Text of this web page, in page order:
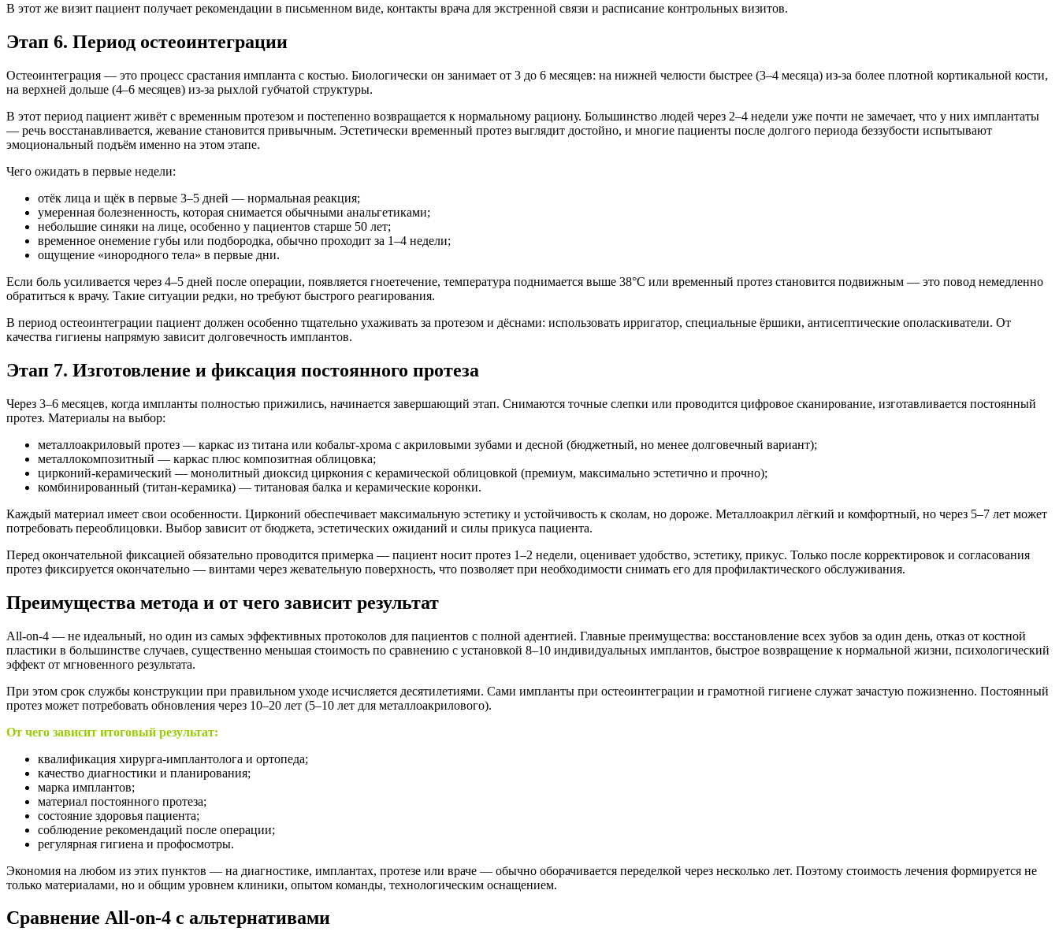
В этот же визит пациент получает рекомендации в письменном виде, контакты врача для экстренной связи и расписание контрольных визитов.
Этап 6. Период остеоинтеграции
Остеоинтеграция — это процесс срастания импланта с костью. Биологически он занимает от 3 до 6 месяцев: на нижней челюсти быстрее (3–4 месяца) из-за более плотной кортикальной кости,
на верхней дольше (4–6 месяцев) из-за рыхлой губчатой структуры.
В этот период пациент живёт с временным протезом и постепенно возвращается к нормальному рациону. Большинство людей через 2–4 недели уже почти не замечает, что у них имплантаты
— речь восстанавливается, жевание становится привычным. Эстетически временный протез выглядит достойно, и многие пациенты после долгого периода беззубости испытывают
эмоциональный подъём именно на этом этапе.
Чего ожидать в первые недели:
отёк лица и щёк в первые 3–5 дней — нормальная реакция;
умеренная болезненность, которая снимается обычными анальгетиками;
небольшие синяки на лице, особенно у пациентов старше 50 лет;
временное онемение губы или подбородка, обычно проходит за 1–4 недели;
ощущение «инородного тела» в первые дни.
Если боль усиливается через 4–5 дней после операции, появляется гноетечение, температура поднимается выше 38°C или временный протез становится подвижным — это повод немедленно
обратиться к врачу. Такие ситуации редки, но требуют быстрого реагирования.
В период остеоинтеграции пациент должен особенно тщательно ухаживать за протезом и дёснами: использовать ирригатор, специальные ёршики, антисептические ополаскиватели. От
качества гигиены напрямую зависит долговечность имплантов.
Этап 7. Изготовление и фиксация постоянного протеза
Через 3–6 месяцев, когда импланты полностью прижились, начинается завершающий этап. Снимаются точные слепки или проводится цифровое сканирование, изготавливается постоянный
протез. Материалы на выбор:
металлоакриловый протез — каркас из титана или кобальт-хрома с акриловыми зубами и десной (бюджетный, но менее долговечный вариант);
металлокомпозитный — каркас плюс композитная облицовка;
цирконий-керамический — монолитный диоксид циркония с керамической облицовкой (премиум, максимально эстетично и прочно);
комбинированный (титан-керамика) — титановая балка и керамические коронки.
Каждый материал имеет свои особенности. Цирконий обеспечивает максимальную эстетику и устойчивость к сколам, но дороже. Металлоакрил лёгкий и комфортный, но через 5–7 лет может
потребовать переоблицовки. Выбор зависит от бюджета, эстетических ожиданий и силы прикуса пациента.
Перед окончательной фиксацией обязательно проводится примерка — пациент носит протез 1–2 недели, оценивает удобство, эстетику, прикус. Только после корректировок и согласования
протез фиксируется окончательно — винтами через жевательную поверхность, что позволяет при необходимости снимать его для профилактического обслуживания.
Преимущества метода и от чего зависит результат
All-on-4 — не идеальный, но один из самых эффективных протоколов для пациентов с полной адентией. Главные преимущества: восстановление всех зубов за один день, отказ от костной
пластики в большинстве случаев, существенно меньшая стоимость по сравнению с установкой 8–10 индивидуальных имплантов, быстрое возвращение к нормальной жизни, психологический
эффект от мгновенного результата.
При этом срок службы конструкции при правильном уходе исчисляется десятилетиями. Сами импланты при остеоинтеграции и грамотной гигиене служат зачастую пожизненно. Постоянный
протез может потребовать обновления через 10–20 лет (5–10 лет для металлоакрилового).
От чего зависит итоговый результат:
квалификация хирурга-имплантолога и ортопеда;
качество диагностики и планирования;
марка имплантов;
материал постоянного протеза;
состояние здоровья пациента;
соблюдение рекомендаций после операции;
регулярная гигиена и профосмотры.
Экономия на любом из этих пунктов — на диагностике, имплантах, протезе или враче — обычно оборачивается переделкой через несколько лет. Поэтому стоимость лечения формируется не
только материалами, но и общим уровнем клиники, опытом команды, технологическим оснащением.
Сравнение All-on-4 с альтернативами